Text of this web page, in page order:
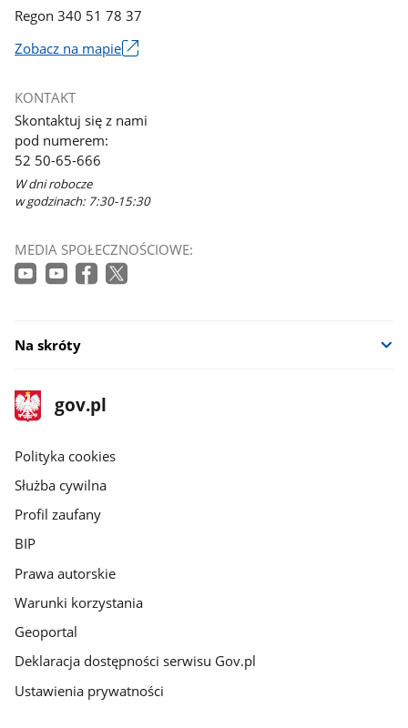
Regon 340 51 78 37
Zobacz na mapie
się
w
nowym
oknie
KONTAKT
Skontaktuj się z nami
pod numerem:
52 50-65-666
W dni robocze
w godzinach: 7:30-15:30
MEDIA SPOŁECZNOŚCIOWE:
Na skróty
stopka
gov.pl
Strona
gov.pl
gov.pl
Polityka cookies
Służba cywilna
Profil zaufany
BIP
Prawa autorskie
Warunki korzystania
Geoportal
Deklaracja dostępności serwisu Gov.pl
Ustawienia prywatności